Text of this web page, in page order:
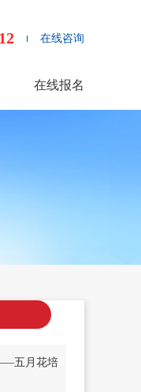
在线咨询
在线报名
五月花培